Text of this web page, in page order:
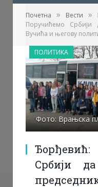
Почетна » Вести »
Поручићемо Србији
Вучића и његову
Фото: Врањска
Србији
ПОЛИТИКА